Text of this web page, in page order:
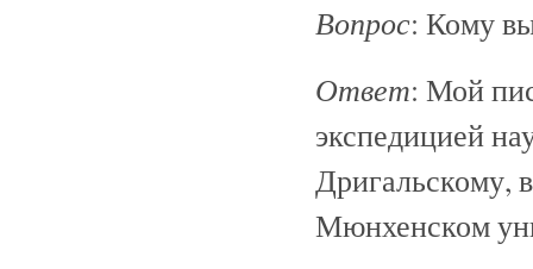
Вопрос: Кому
Ответ: Мой
экспедицией
Дригальскому,
Мюнхенском